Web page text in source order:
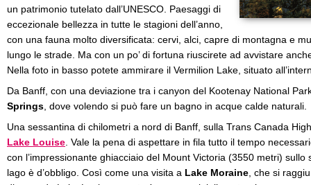
un patrimonio tutelato dall’UNESCO. Paesaggi di
eccezionale bellezza in tutte le stagioni dell’anno,
con una fauna molto diversificata: cervi, alci, capre di montagna e
lungo le strade. Ma con un po’ di fortuna riuscirete ad avvistare
Nella foto in basso potete ammirare il Vermilion Lake, situato
Da Banff, con una deviazione tra i canyon del Kootenay National
Springs , dove volendo si può fare un bagno in acque calde naturali.
Una sessantina di chilometri a nord di Banff, sulla Trans Canada
Lake Louise . Vale la pena di aspettare in fila tutto il tempo
con l’impressionante ghiacciaio del Mount Victoria (3550 metri)
lago è d’obbligo. Così come una visita a Lake Moraine , che si